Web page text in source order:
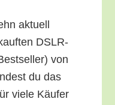
aktu­ell
DSLR-
von
du das
vie­le Käu­fer